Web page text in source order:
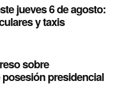
jueves 6 de agosto:
y taxis
sobre
presidencial